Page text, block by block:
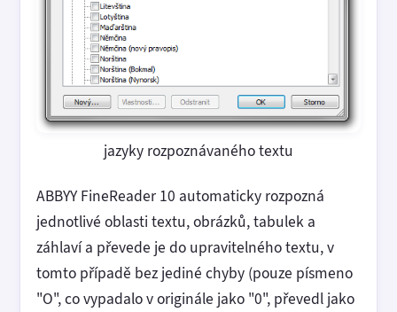
jazyky rozpoznávaného textu
ABBYY FineReader 10 automaticky rozpozná
jednotlivé oblasti textu, obrázků, tabulek a
záhlaví a převede je do upravitelného textu, v
tomto případě bez jediné chyby (pouze písmeno
"O", co vypadalo v originále jako "0", převedl jako